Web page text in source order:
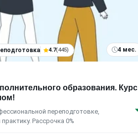
4.7(445) 4 мес.
образования. Курс
переподготовке,
Рассрочка 0%